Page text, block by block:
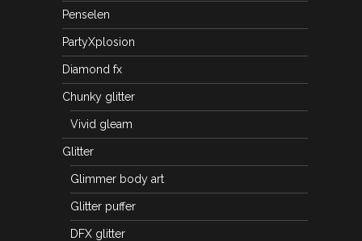
Penselen
PartyXplosion
Diamond fx
Chunky glitter
Vivid gleam
Glitter
Glimmer body art
Glitter puffer
DFX glitter